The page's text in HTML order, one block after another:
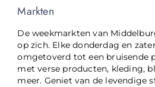
Markten
De weekmarkten van
op zich. Elke donderdag en
omgetoverd tot een bruisende
met verse producten, kleding,
meer. Geniet van de levendige